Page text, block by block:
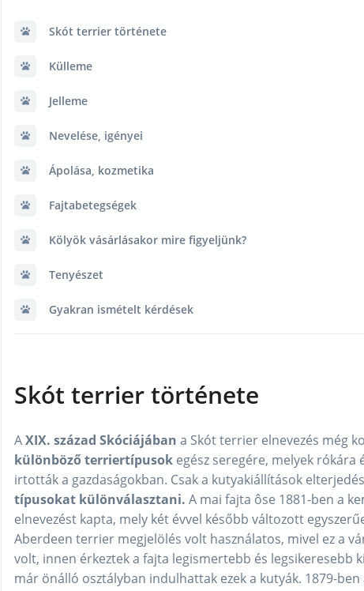
Skót terrier története
Külleme
Jelleme
Nevelése, igényei
Ápolása, kozmetika
Fajtabetegségek
Kölyök vásárlásakor mire figyeljünk?
Tenyészet
Gyakran ismételt kérdések
Skót terrier története
AXIX. század Skóciájában a Skót terrier elnevezés még
különböző terriertípusokegész seregére, melyek rókára
irtották a gazdaságokban. Csak a kutyakiállítások
típusokat különválasztani. A mai fajta ôse 1881-ben a
elnevezést kapta, mely két évvel később változott
Aberdeen terrier megjelölés volt használatos, mivel ez a
volt, innen érkeztek a fajta legismertebb és legsikeresebb
már önálló osztályban indulhattak ezek a kutyák. 1879-